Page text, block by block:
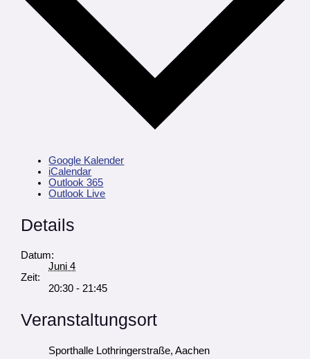
Google Kalender
iCalendar
Outlook 365
Outlook Live
Details
Datum:
Juni 4
Zeit:
20:30 - 21:45
Veranstaltungsort
Sporthalle Lothringerstraße, Aachen